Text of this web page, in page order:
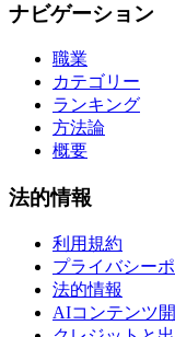
ナビゲーション
職業
カテゴリー
ランキング
方法論
概要
法的情報
利用規約
プライバシー
法的情報
AIコンテンツ